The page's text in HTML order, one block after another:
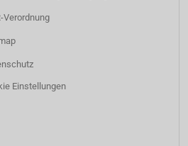
Verordnung
Einstellungen